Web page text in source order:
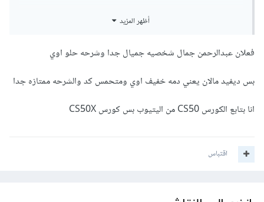
صحيح الكورس يجدد كل سنة، ويتم تحديث المحتويات
أحدث التطورات في مجال علوم الكمبيوتر.
CS50: كورس CS50 هو الأصل لجميع الكورسات الأخرى.
CS50 AP: كورس مُقدم من جامعة هارفارد ويُقدم للطلاب
الكمبيوتر.
أظهر المزيد
فعلان عبدالرحمن جمال شخصيه جميال جدا وشرحه حلو اوي
بس ديفيد مالان يعني دمه خفيف اوي ومتحمس كد والشرحه ممتازه جدا
انا بتابع الكورس CS50 من اليتيوب بس كورس CS50X
اقتباس